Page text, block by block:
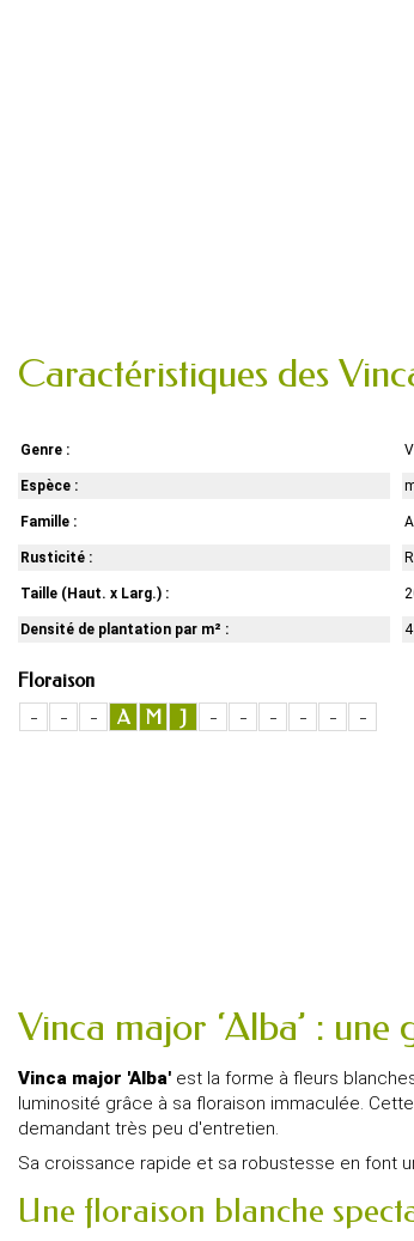
Caractéristiques des
Genre :
Espèce :
Famille :
Rusticité :
Taille (Haut. x Larg.) :
Densité de plantation par m² : 4
Floraison
-
- - A M J - - - - - -
Vinca major ‘Alba’ :
Vinca major 'Alba' est la forme à fleurs
luminosité grâce à sa floraison immaculée.
demandant très peu d'entretien.
Sa croissance rapide et sa robustesse en font
Une floraison blanche